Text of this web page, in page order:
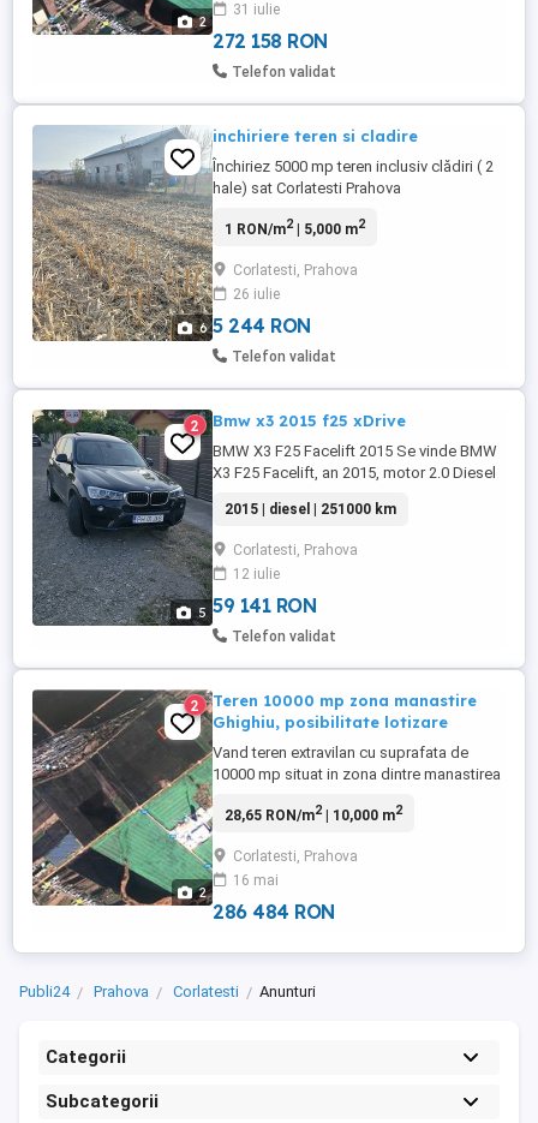
2
de loturi pentru locuințe, etc. Utilitati in
zona.
31 iulie
272 158 RON
Telefon validat
6
inchiriere teren si cladire
Închiriez 5000 mp teren inclusiv clădiri ( 2
hale) sat Corlatesti Prahova
1 RON/m2| 5,000 m2
Corlatesti, Prahova
26 iulie
5 244 RON
Telefon validat
5
2 Bmw x3 2015 f25 xDrive
BMW X3 F25 Facelift 2015 Se vinde BMW
X3 F25 Facelift, an 2015, motor 2.0 Diesel
in crestere. Masina este folosita zilnic.
Import Belgia. Eu sunt primul proprietar in
Romania si al doilea proprietar de la noua.
Dotari Cutie automata xDrive tractiune
integrala Navigatie ...
2015 | diesel | 251000 km
Corlatesti, Prahova
12 iulie
59 141 RON
Telefon validat
2
2
Teren 10000 mp zona manastire
Ghighiu, posibilitate lotizare
Vand teren extravilan cu suprafata de
10000 mp situat in zona dintre manastirea
deschiderea de 72 m cu acces la drum
5,5 euro m2, negociabil. Pretabil pentru
parcare tiruri, depozit, etc, posibilitate
utilitati. Terenul se ...
28,65 RON/m2| 10,000 m2
Corlatesti, Prahova
16 mai
286 484 RON
Publi24 Prahova Corlatesti Anunturi
Categorii
Subcategorii